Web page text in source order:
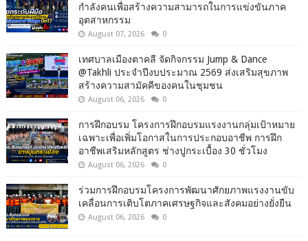
กำลังคนเพื่อสร้างความสามารถในการแข่งขันภาค
อุตสาหกรรม
August 07, 2026 0
เทศบาลเมืองตาคลี จัดกิจกรรม Jump & Dance
@Takhli ประจำปีงบประมาณ 2569 ส่งเสริมสุขภาพ
สร้างความสามัคคีของคนในชุมชน
August 06, 2026 0
การฝึกอบรม โครงการฝึกอบรมแรงงานกลุ่มเป้าหมาย
เฉพาะเพื่อเพิ่มโอกาสในการประกอบอาชีพ การฝึก
อาชีพเสริมหลักสูตร ช่างปูกระเบื้อง 30 ชั่วโมง
August 06, 2026 0
ร่วมการฝึกอบรมโครงการพัฒนาศักยภาพแรงงานขับ
เคลื่อนการเติบโตภาคเศรษฐกิจและสังคมอย่างยั่งยืน
August 06, 2026 0